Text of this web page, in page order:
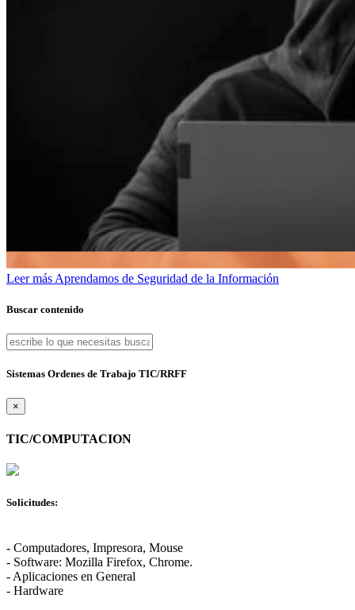
Leer más Aprendamos de Seguridad de la Información
Buscar contenido
Sistemas Ordenes de Trabajo TIC/RRFF
×
TIC/COMPUTACION
Solicitudes:
- Computadores, Impresora, Mouse
- Software: Mozilla Firefox, Chrome.
- Aplicaciones en General
- Hardware